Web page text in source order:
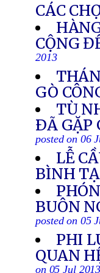
CÁC
CỘNG
2013
GÒ
TÙ
ÐÃ GẶP
posted on 06
LỄ
BÌNH
BUÔN
posted on 05
PHI
QUAN